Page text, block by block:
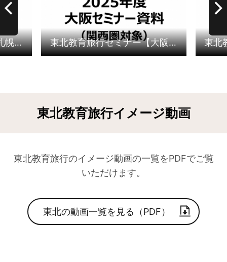
東北教育旅行セミナー【札幌会場】【2025年度】 東北教育旅行セミナー【大阪会場】【2025年度】
東北教育旅行イメージ動画
東北教育旅行のイメージ動画の一覧をPDFでご覧
いただけます。
東北の動画一覧を見る（PDF）